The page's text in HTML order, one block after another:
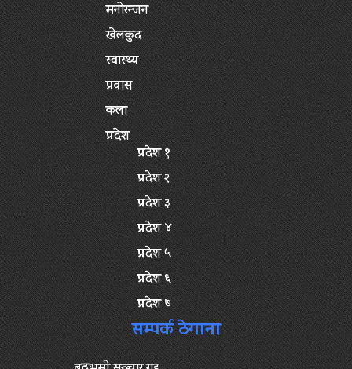
मनोरन्जन
खेलकुद
स्वास्थ्य
प्रवास
कला
प्रदेश
प्रदेश १
प्रदेश २
प्रदेश ३
प्रदेश ४
प्रदेश ५
प्रदेश ६
प्रदेश ७
सम्पर्क ठेगाना